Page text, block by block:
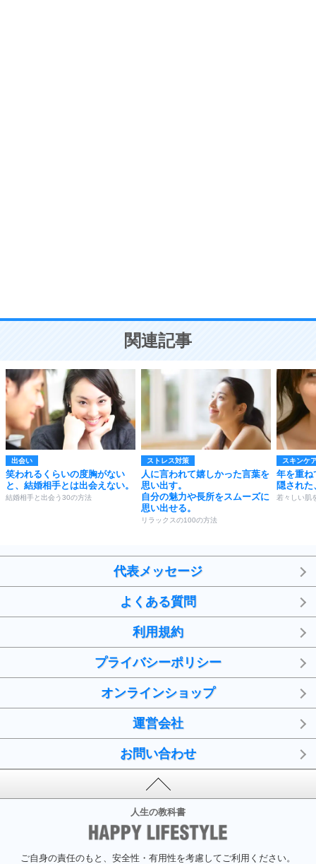
ことが大切。
関連記事
出会い
笑われるくらいの度胸がない
と、結婚相手とは出会えない。
結婚相手と出会う30の方法
ストレス対策
人に言われて嬉しかった言葉を
思い出す。
自分の魅力や長所をスムーズに
思い出せる。
リラックスの100の方法
スキンケ
年を重ね
隠され
若々しい肌
代表メッセージ
よくある質問
利用規約
プライバシーポリシー
オンラインショップ
運営会社
お問い合わせ
人生の教科書
ご自身の責任のもと、安全性・有用性を考慮してご利用ください。